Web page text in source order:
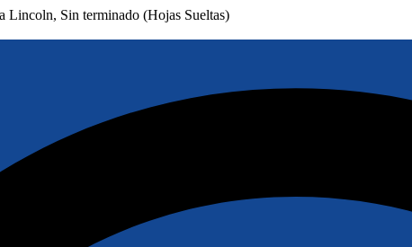
Lincoln, Sin terminado (Hojas Sueltas)